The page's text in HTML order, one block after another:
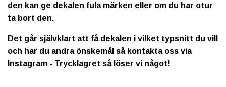
den kan ge dekalen fula märken eller om du har otur
ta bort den.
Det går självklart att få dekalen i vilket typsnitt du vill
och har du andra önskemål så kontakta oss via
Instagram - Trycklagret så löser vi något!